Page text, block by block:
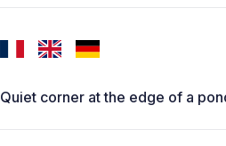
Quiet corner at the edge of a